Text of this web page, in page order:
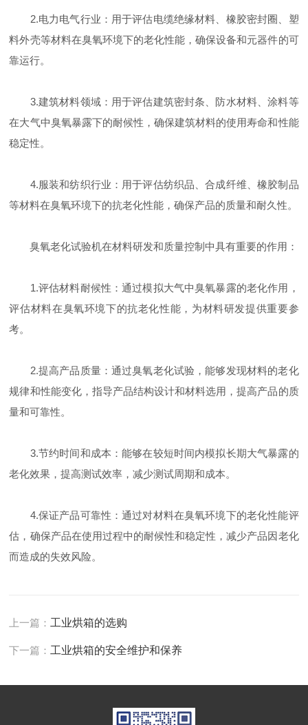
2.电力电气行业：用于评估电缆绝缘材料、橡胶密封圈、塑
料外壳等材料在臭氧环境下的老化性能，确保设备和元器件的可
靠运行。
3.建筑材料领域：用于评估建筑密封条、防水材料、涂料等
在大气中臭氧暴露下的耐候性，确保建筑材料的使用寿命和性能
稳定性。
4.服装和纺织行业：用于评估纺织品、合成纤维、橡胶制品
等材料在臭氧环境下的抗老化性能，确保产品的质量和耐久性。
臭氧老化试验机在材料研发和质量控制中具有重要的作用：
1.评估材料耐候性：通过模拟大气中臭氧暴露的老化作用，
评估材料在臭氧环境下的抗老化性能，为材料研发提供重要参
考。
2.提高产品质量：通过臭氧老化试验，能够发现材料的老化
规律和性能变化，指导产品结构设计和材料选用，提高产品的质
量和可靠性。
3.节约时间和成本：能够在较短时间内模拟长期大气暴露的
老化效果，提高测试效率，减少测试周期和成本。
4.保证产品可靠性：通过对材料在臭氧环境下的老化性能评
估，确保产品在使用过程中的耐候性和稳定性，减少产品因老化
而造成的失效风险。
上一篇： 工业烘箱的选购
下一篇： 工业烘箱的安全维护和保养